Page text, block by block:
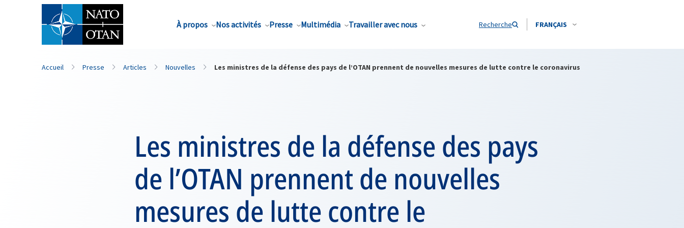
À propos Nos activités Presse Multimédia Travailler avec nous Recherche FRANÇAIS
Nom de famille*
Accueil Presse Articles Nouvelles Les ministres de la défense des pays de l’OTAN prennent de nouvelles mesures de lutte contre le coronavirus
Les ministres de la défense des pays
de l’OTAN prennent de nouvelles
mesures de lutte contre le